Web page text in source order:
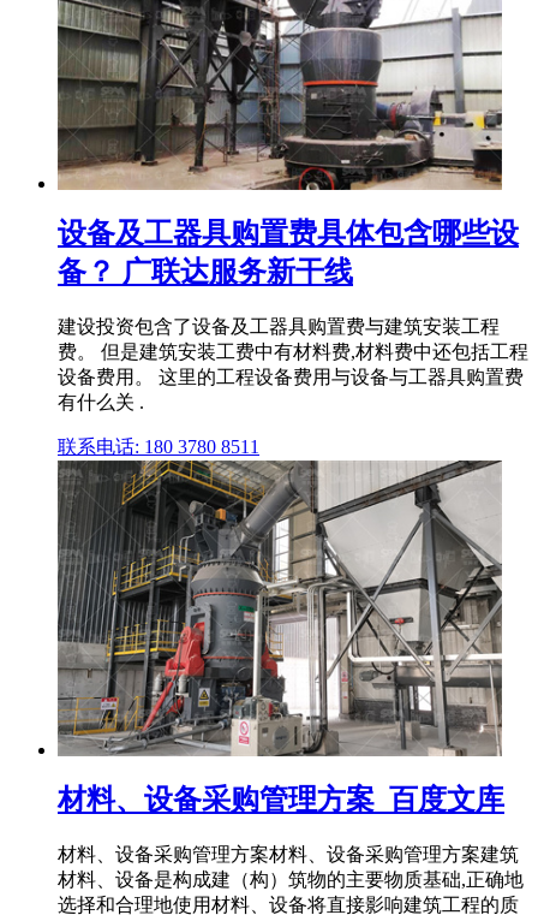
设备及工器具购置费具体包含哪些设
备？ 广联达服务新干线
建设投资包含了设备及工器具购置费与建筑安装工程
费。 但是建筑安装工费中有材料费,材料费中还包括工程
设备费用。 这里的工程设备费用与设备与工器具购置费
有什么关 .
联系电话: 180 3780 8511
材料、设备采购管理方案_百度文库
材料、设备采购管理方案材料、设备采购管理方案建筑
材料、设备是构成建（构）筑物的主要物质基础,正确地
选择和合理地使用材料、设备将直接影响建筑工程的质